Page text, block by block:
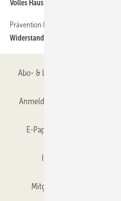
Volles Haus auf der R+T Asia
Prävention bei Wohnungseinbrüchen
Widerstandsfähige Rollläden
Abo- & Leserservice
Anmelden
E-Paper
Impressum
Mitgliedschaften und